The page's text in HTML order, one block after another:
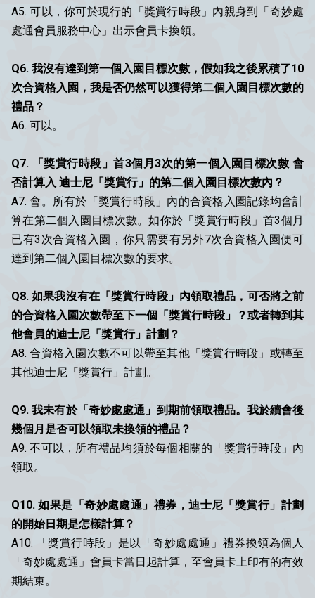
A5. 可以，你可於現行的「獎賞行時段」內親身到「奇妙處
處通會員服務中心」出示會員卡換領。
Q6. 我沒有達到第一個入園目標次數，假如我之後累積了10
次合資格入園，我是否仍然可以獲得第二個入園目標次數的
禮品？
A6. 可以。
Q7. 「獎賞行時段」首3個月3次的第一個入園目標次數 會
否計算入 迪士尼「獎賞行」的第二個入園目標次數內？
A7. 會。所有於「獎賞行時段」內的合資格入園記錄均會計
算在第二個入園目標次數。如你於「獎賞行時段」首3個月
已有3次合資格入園，你只需要有另外7次合資格入園便可
達到第二個入園目標次數的要求。
Q8. 如果我沒有在「獎賞行時段」內領取禮品，可否將之前
的合資格入園次數帶至下一個「獎賞行時段」？或者轉到其
他會員的迪士尼「獎賞行」計劃？
A8. 合資格入園次數不可以帶至其他「獎賞行時段」或轉至
其他迪士尼「獎賞行」計劃。
Q9. 我未有於「奇妙處處通」到期前領取禮品。我於續會後
幾個月是否可以領取未換領的禮品？
A9. 不可以，所有禮品均須於每個相關的「獎賞行時段」內
領取。
Q10. 如果是「奇妙處處通」禮券，迪士尼「獎賞行」計劃
的開始日期是怎樣計算？
A10. 「獎賞行時段」是以「奇妙處處通」禮券換領為個人
「奇妙處處通」會員卡當日起計算，至會員卡上印有的有效
期結束。